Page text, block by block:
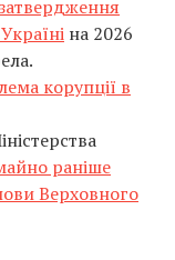
на 2026
корупції в
раніше
Верховного